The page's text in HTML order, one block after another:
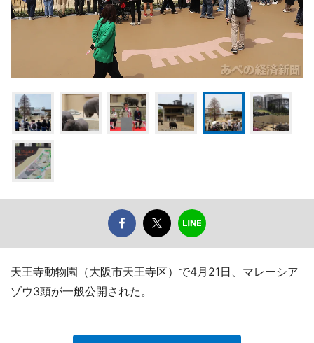
天王寺動物園（大阪市天王寺区）で4月21日、マレーシア
ゾウ3頭が一般公開された。